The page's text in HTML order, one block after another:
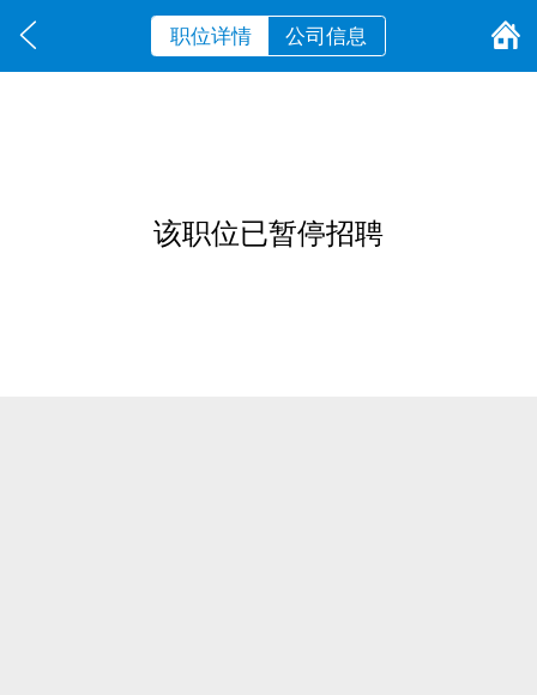
职位详情 公司信息
该职位已暂停招聘